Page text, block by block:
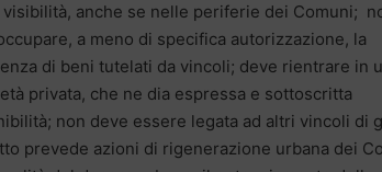
visibilità, anche se nelle periferie dei Comuni;
a meno di specifica autorizzazione, la
di beni tutelati da vincoli; deve rientrare in
privata, che ne dia espressa e sottoscritta
non deve essere legata ad altri vincoli di
prevede azioni di rigenerazione urbana dei